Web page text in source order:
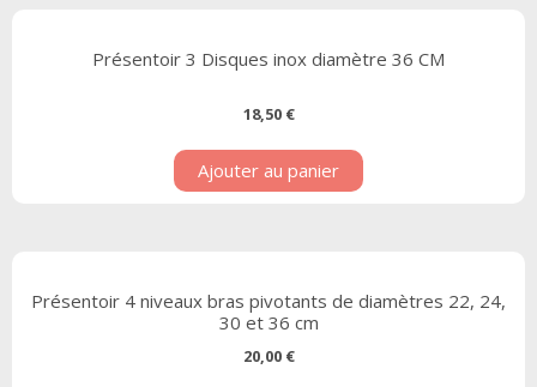
Présentoir 3 Disques inox diamètre 36 CM
18,50 €
Ajouter au panier
Présentoir 4 niveaux bras pivotants de diamètres 22, 24,
30 et 36 cm
20,00 €